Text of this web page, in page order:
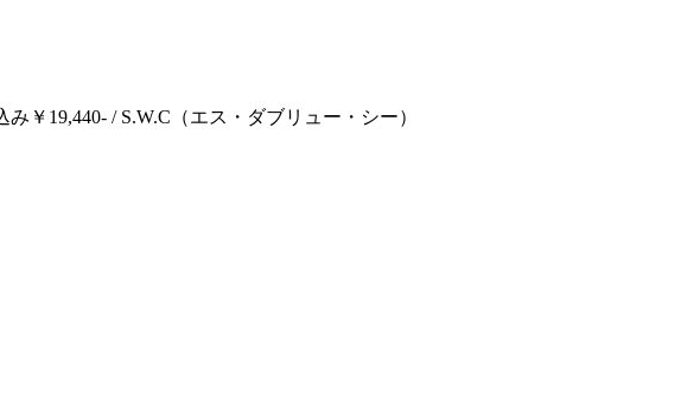
￥19,440- / S.W.C（エス・ダブリュー・シー）